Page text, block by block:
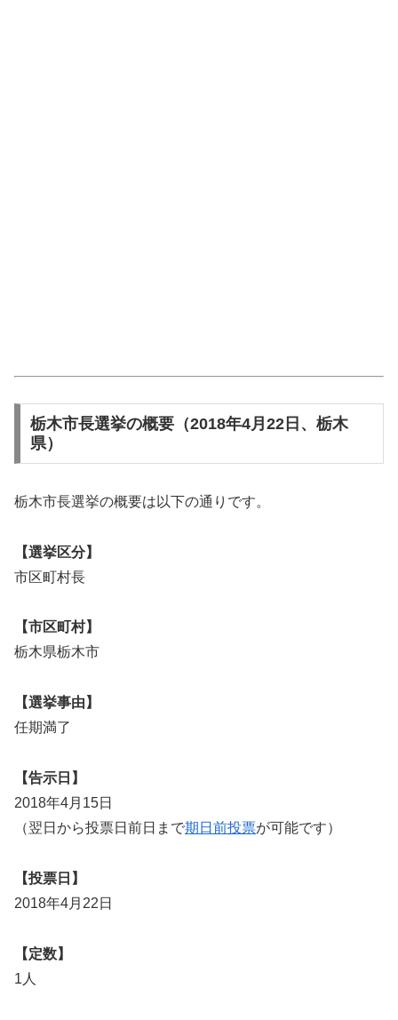
栃木市長選挙の概要（2018年4月22日、栃木
県）
栃木市長選挙の概要は以下の通りです。
【選挙区分】
市区町村長
【市区町村】
栃木県栃木市
【選挙事由】
任期満了
【告示日】
2018年4月15日
（翌日から投票日前日まで期日前投票が可能です）
【投票日】
2018年4月22日
【定数】
1人